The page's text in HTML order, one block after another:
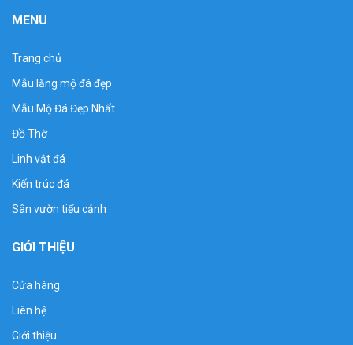
MENU
Trang chủ
Mẫu lăng mộ đá đẹp
Mẫu Mộ Đá Đẹp Nhất
Đồ Thờ
Linh vật đá
Kiến trúc đá
Sân vườn tiểu cảnh
GIỚI THIỆU
Cửa hàng
Liên hệ
Giới thiệu